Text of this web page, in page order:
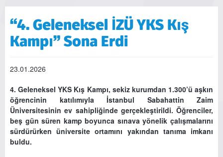
“4. Geleneksel İZÜ YKS Kış
Kampı” Sona Erdi
23.01.2026
4. Geleneksel YKS Kış Kampı, sekiz kurumdan 1.300’ü aşkın
öğrencinin katılımıyla İstanbul Sabahattin Zaim
Üniversitesinin ev sahipliğinde gerçekleştirildi. Öğrenciler,
beş gün süren kamp boyunca sınava yönelik çalışmalarını
sürdürürken üniversite ortamını yakından tanıma imkanı
buldu.